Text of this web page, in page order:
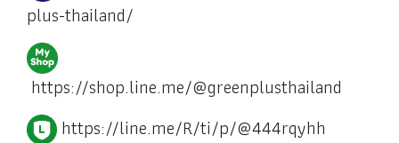
plus-thailand/
https://shop.line.me/@greenplusthailand
https://line.me/R/ti/p/@444rqyhh